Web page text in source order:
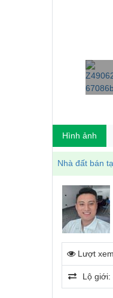
Hình ảnh
Nhà đất bán
Lượt
Lộ giới: